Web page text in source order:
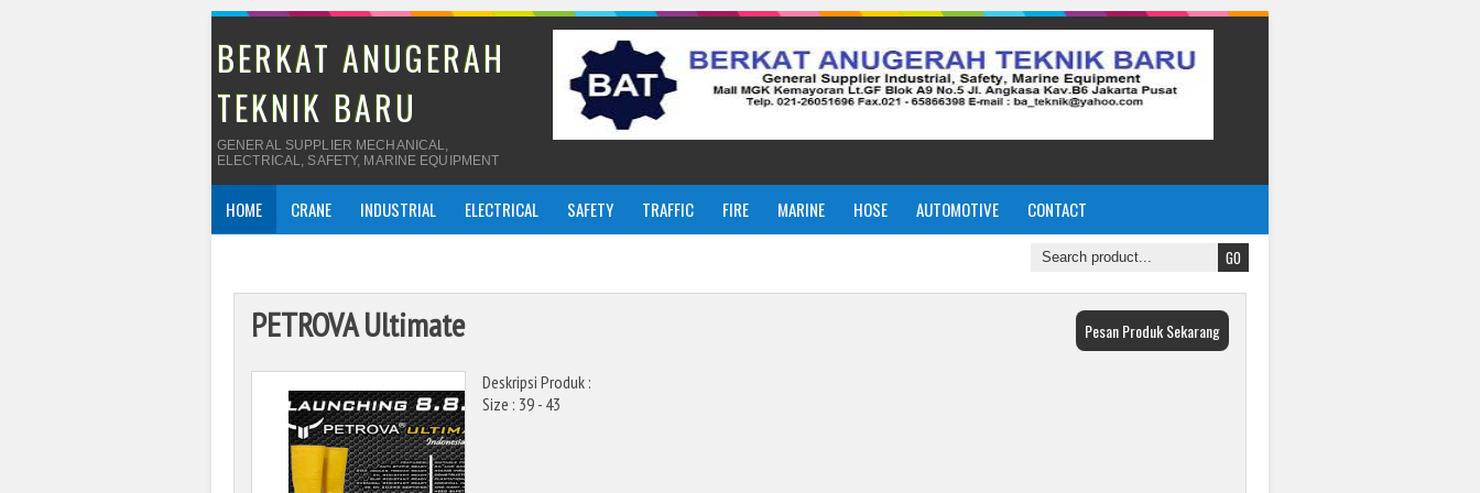
BERKAT ANUGERAH
TEKNIK BARU
GENERAL SUPPLIER MECHANICAL,
ELECTRICAL, SAFETY, MARINE EQUIPMENT
HOME CRANE INDUSTRIAL ELECTRICAL SAFETY TRAFFIC FIRE MARINE HOSE AUTOMOTIVE CONTACT
Pesan Produk Sekarang
PETROVA Ultimate
Deskripsi Produk :
Size : 39 - 43